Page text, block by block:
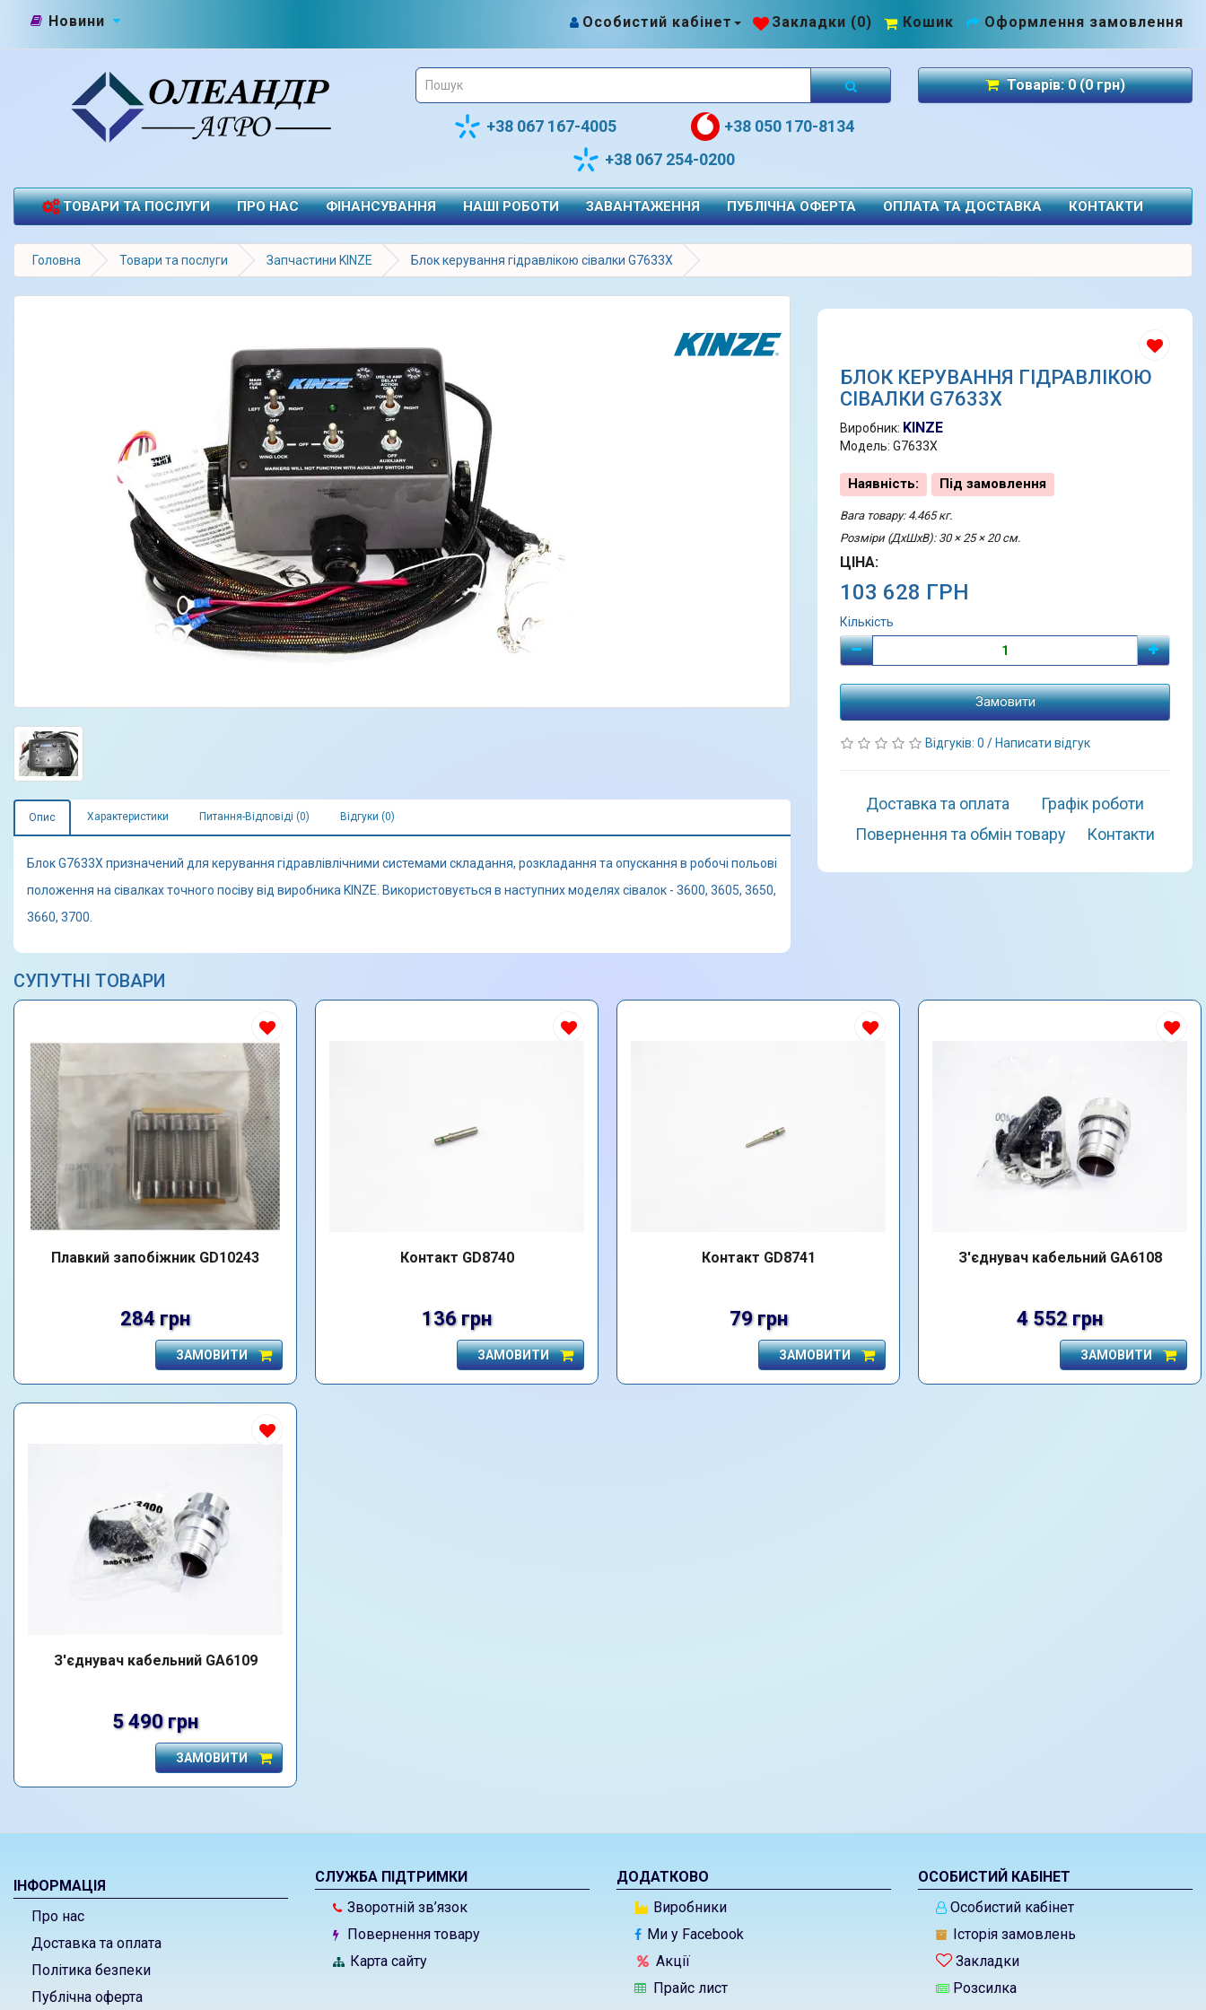
Новини Особистий кабінет Закладки (0) Кошик Оформлення замовлення
+38 067 167-4005
+38 050 170-8134
+38 067 254-0200
Товарів: 0 (0 грн)
ТОВАРИ ТА ПОСЛУГИ ПРО НАС ФІНАНСУВАННЯ НАШІ РОБОТИ ЗАВАНТАЖЕННЯ ПУБЛІЧНА ОФЕРТА ОПЛАТА ТА ДОСТАВКА КОНТАКТИ
Головна Товари та послуги Запчастини KINZE Блок керування гідравлікою сівалки G7633X
Опис Характеристики Питання-Відповіді (0) Відгуки (0)
Блок G7633X призначений для керування гідравлівлічними системами складання, розкладання та опускання в робочі польові
положення на сівалках точного посіву від виробника KINZE. Використовується в наступних моделях сівалок - 3600, 3605, 3650,
3660, 3700.
БЛОК КЕРУВАННЯ ГІДРАВЛІКОЮ
СІВАЛКИ G7633X
Виробник: KINZE
Модель: G7633X
Наявність: Під замовлення
Вага товару: 4.465 кг.
Розміри (ДхШхВ): 30 × 25 × 20 см.
ЦІНА:
103 628 ГРН
Кількість
Замовити
Відгуків: 0 / Написати відгук
Доставка та оплата
Графік роботи
Повернення та обмін товару
Контакти
СУПУТНІ ТОВАРИ
Плавкий запобіжник GD10243
284 грн
ЗАМОВИТИ
Контакт GD8740
136 грн
ЗАМОВИТИ
Контакт GD8741
79 грн
ЗАМОВИТИ
З'єднувач кабельний GA6108
4 552 грн
ЗАМОВИТИ
З'єднувач кабельний GA6109
5 490 грн
ЗАМОВИТИ
ІНФОРМАЦІЯ
Про нас
Доставка та оплата
Політика безпеки
Публічна оферта
СЛУЖБА ПІДТРИМКИ
Зворотній зв’язок
Повернення товару
Карта сайту
ДОДАТКОВО
Виробники
Ми у Facebook
Акції
Прайс лист
ОСОБИСТИЙ КАБІНЕТ
Особистий кабінет
Історія замовлень
Закладки
Розсилка